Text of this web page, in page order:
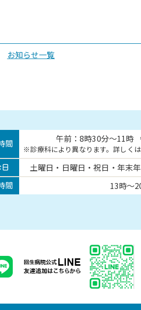
お知らせ一覧
間 午前：8時30分～11時
診療科により異なります。詳しくは
土曜日・日曜日・祝日・ 年末
間 13時～